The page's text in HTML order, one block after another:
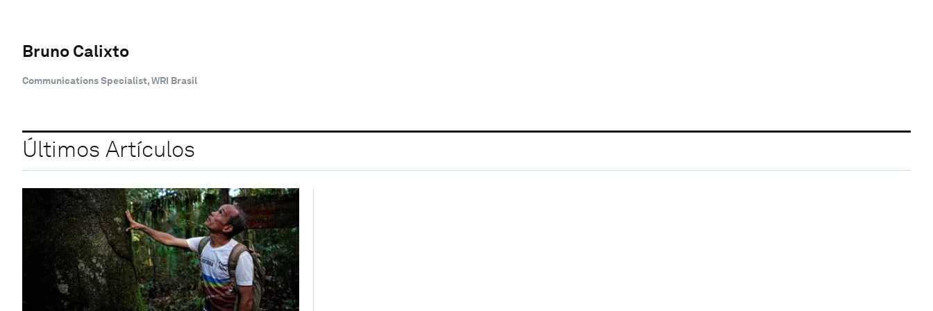
Bruno Calixto
Communications Specialist, WRI Brasil
Últimos Artículos